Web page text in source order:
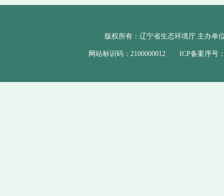
版权所有：辽宁省生态环境厅 主办单
网站标识码：2100000012 ICP备案序